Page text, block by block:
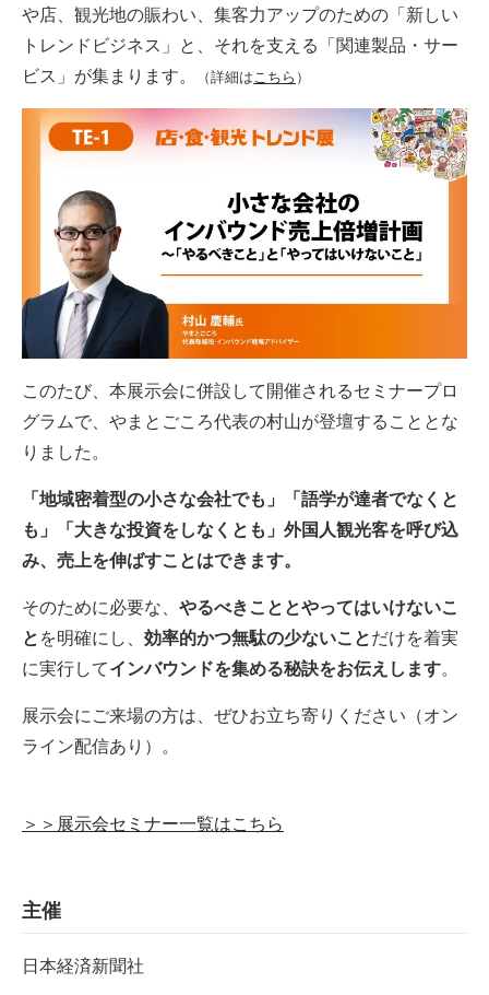
や店、観光地の賑わい、集客力アップのための「新しい
トレンドビジネス」と、それを支える「関連製品・サー
ビス」が集まります。
（詳細はこちら ）
このたび、本展示会に併設して開催されるセミナープロ
グラムで、やまとごころ代表の村山が登壇することとな
りました。
「地域密着型の小さな会社でも」「語学が達者でなくと
も」「大きな投資をしなくとも」外国人観光客を呼び込
み、売上を伸ばすことはできます。
そのために必要な、 やるべきこととやってはいけないこ
とを明確にし、 効率的かつ無駄の少ないことだけを着実
に実行してインバウンドを集める秘訣をお伝えします。
展示会にご来場の方は、ぜひお立ち寄りください（オン
ライン配信あり）。
＞＞展示会セミナー一覧はこちら
主催
日本経済新聞社